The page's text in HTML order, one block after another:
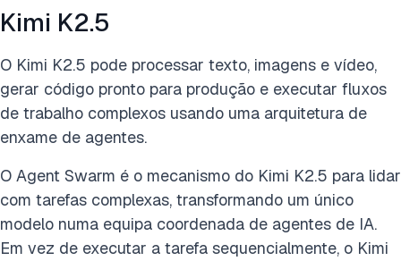
Kimi K2.5
O Kimi K2.5 pode processar texto, imagens e vídeo,
gerar código pronto para produção e executar fluxos
de trabalho complexos usando uma arquitetura de
enxame de agentes.
O Agent Swarm é o mecanismo do Kimi K2.5 para lidar
com tarefas complexas, transformando um único
modelo numa equipa coordenada de agentes de IA.
Em vez de executar a tarefa sequencialmente, o Kimi